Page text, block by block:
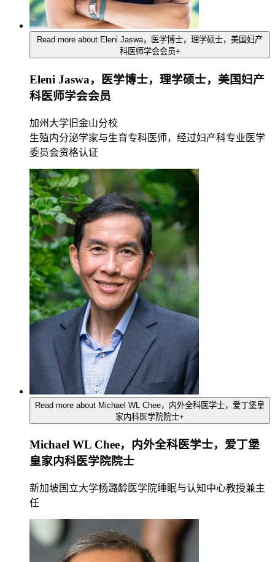
Read more about Eleni Jaswa，医学博士，理学硕士，美国妇产
科医师学会会员+
Eleni Jaswa，医学博士，理学硕士，美国妇产
科医师学会会员
加州大学旧金山分校
生殖内分泌学家与生育专科医师，经过妇产科专业医学
委员会资格认证
Read more about Michael WL Chee，内外全科医学士，爱丁堡皇
家内科医学院院士+
Michael WL Chee，内外全科医学士，爱丁堡
皇家内科医学院院士
新加坡国立大学杨潞龄医学院睡眠与认知中心教授兼主
任